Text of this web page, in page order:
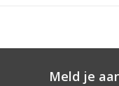
Meld je